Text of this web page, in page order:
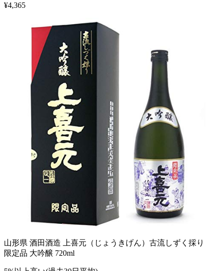
¥4,365
山形県 酒田酒造 上喜元（じょうきげん）古流しずく採り
限定品 大吟醸 720ml